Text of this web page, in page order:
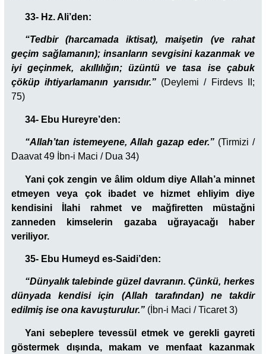
33- Hz. Ali’den:
“Tedbir (harcamada iktisat), maişetin (ve rahat
geçim sağlamanın); insanların sevgisini kazanmak ve
iyi geçinmek, akıllılığın; üzüntü ve tasa ise çabuk
çöküp ihtiyarlamanın yarısıdır.”(Deylemi / Firdevs II;
75)
34- Ebu Hureyre’den:
“Allah’tan istemeyene, Allah gazap eder.”(Tirmizi /
Daavat 49 İbn-i Maci / Dua 34)
Yani çok zengin ve âlim oldum diye Allah’a minnet
etmeyen veya çok ibadet ve hizmet ehliyim diye
kendisini İlahi rahmet ve mağfiretten müstağni
zanneden kimselerin gazaba uğrayacağı haber
veriliyor.
35- Ebu Humeyd es-Saidi’den:
“Dünyalık talebinde güzel davranın. Çünkü, herkes
dünyada kendisi için (Allah tarafından) ne takdir
edilmiş ise ona kavuşturulur.” (İbn-i Maci / Ticaret 3)
Yani sebeplere tevessül etmek ve gerekli gayreti
göstermek dışında, makam ve menfaat kazanmak